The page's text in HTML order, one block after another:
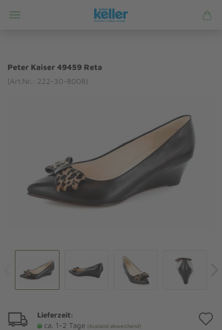
Peter Kaiser 49459 Reta
(Art.Nr.: 222-30-8008)
Lieferzeit:
ca. 1-2 Tage (Ausland abweichend)